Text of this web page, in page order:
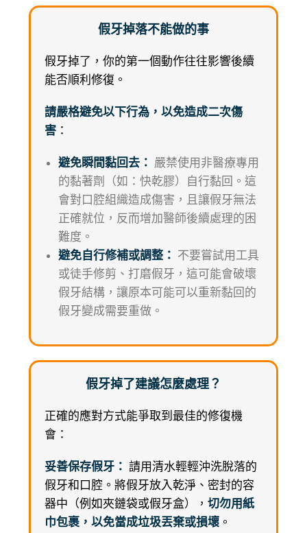
假牙掉落不能做的事
假牙掉了，你的第一個動作往往影響後續
能否順利修復。
請嚴格避免以下行為，以免造成二次傷
害 ：
避免瞬間黏回去： 嚴禁使用非醫療專用
的黏著劑（如：快乾膠）自行黏回。這
會對口腔組織造成傷害，且讓假牙無法
正確就位，反而增加醫師後續處理的困
難度。
避免自行修補或調整： 不要嘗試用工具
或徒手修剪、打磨假牙，這可能會破壞
假牙結構，讓原本可能可以重新黏回的
假牙變成需要重做。
假牙掉了建議怎麼處理？
正確的應對方式能爭取到最佳的修復機
會：
妥善保存假牙： 請用清水輕輕沖洗脫落的
假牙和口腔。將假牙放入乾淨、密封的容
器中（例如夾鏈袋或假牙盒），切勿用紙
巾包裹，以免當成垃圾丟棄或損壞 。